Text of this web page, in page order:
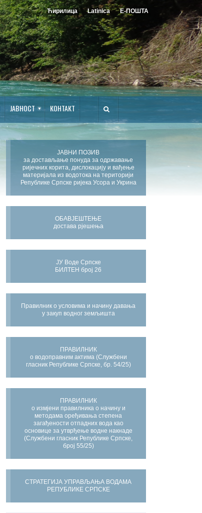
Ћирилица Latinica Е-ПОШТА
ЈАВНОСТ КОНТАКТ
ЈАВНИ ПОЗИВ
за достављање понуда за одржавање
ријечних корита, дислокацију и вађење
материјала из водотока на територији
Републике Српске ријека Усора и Укрина
ОБАВЈЕШТЕЊЕ
достава рјешења
ЈУ Воде Српске
БИЛТЕН број 26
Правилник о условима и начину давања
у закуп водног земљишта
ПРАВИЛНИК
о водоправним актима (Службени
гласник Републике Српске, бр. 54/25)
ПРАВИЛНИК
о измјени правилника о начину и
методама оређивања степена
загађености отпадних вода као
основице за утврђење водне накнаде
(Службени гласник Републике Српске,
број 55/25)
СТРАТЕГИЈА УПРАВЉАЊА ВОДАМА
РЕПУБЛИКЕ СРПСКЕ